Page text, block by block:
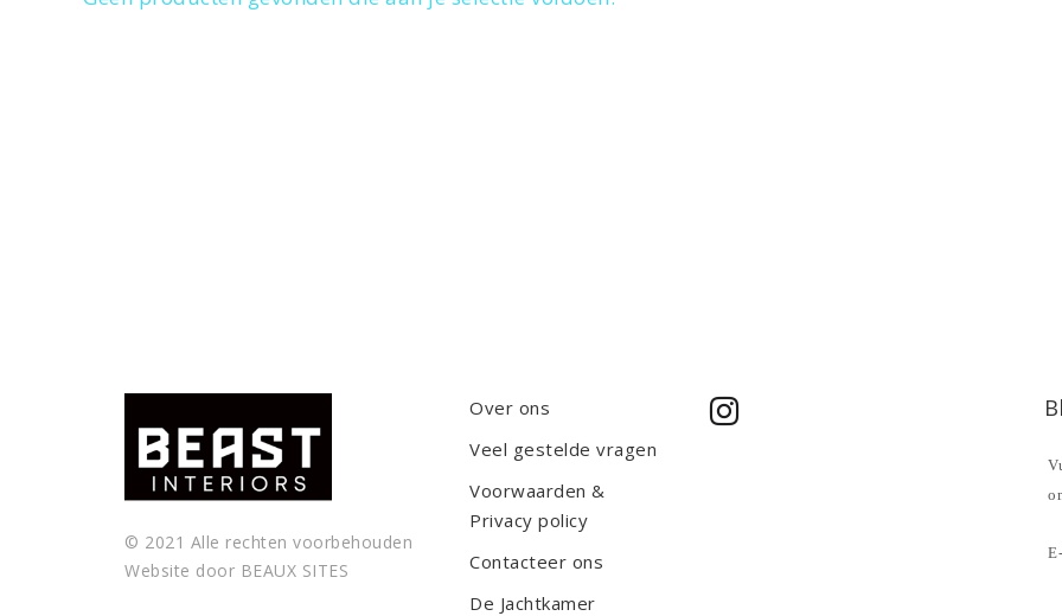
© 2021 Alle rechten voorbehouden
Website door BEAUX SITES
Over ons
Veel gestelde vragen
Voorwaarden &
Privacy policy
Contacteer ons
De Jachtkamer